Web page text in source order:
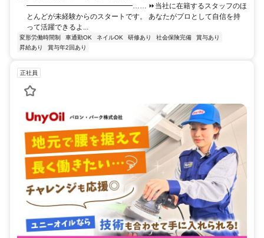
━━━━━━━━━━━━━━━…… ⏩当社に在籍するスタッフのほ
とんどが未経験からのスタートです。 あなたがプロとして自信を持
って活躍できるよ...
変形労働時間制 車通勤OK ネイルOK 研修あり 社会保険完備
賞与あり
昇給あり
賞与年2回あり
正社員